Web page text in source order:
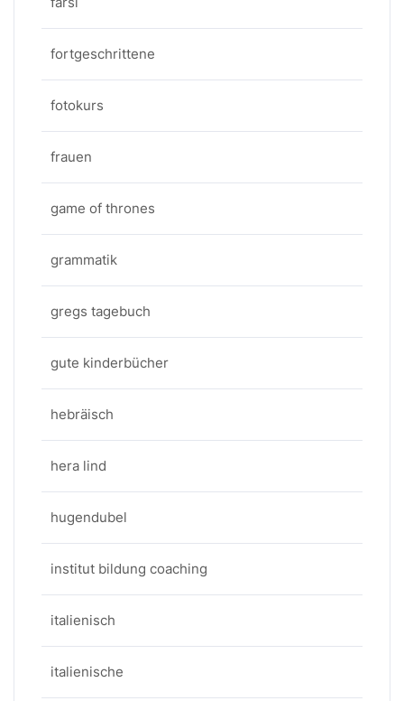
fortgeschrittene
fotokurs
frauen
game of thrones
grammatik
gregs tagebuch
gute kinderbücher
hebräisch
hera lind
hugendubel
institut bildung coaching
italienisch
italienische